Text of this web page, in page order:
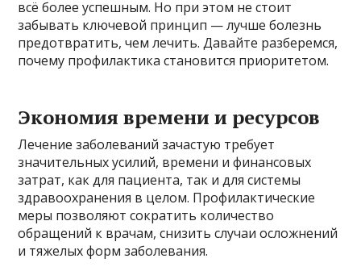
всё более успешным. Но при этом не стоит
забывать ключевой принцип — лучше болезнь
предотвратить, чем лечить. Давайте разберемся,
почему профилактика становится приоритетом.
Экономия времени и ресурсов
Лечение заболеваний зачастую требует
значительных усилий, времени и финансовых
затрат, как для пациента, так и для системы
здравоохранения в целом. Профилактические
меры позволяют сократить количество
обращений к врачам, снизить случаи осложнений
и тяжелых форм заболевания.